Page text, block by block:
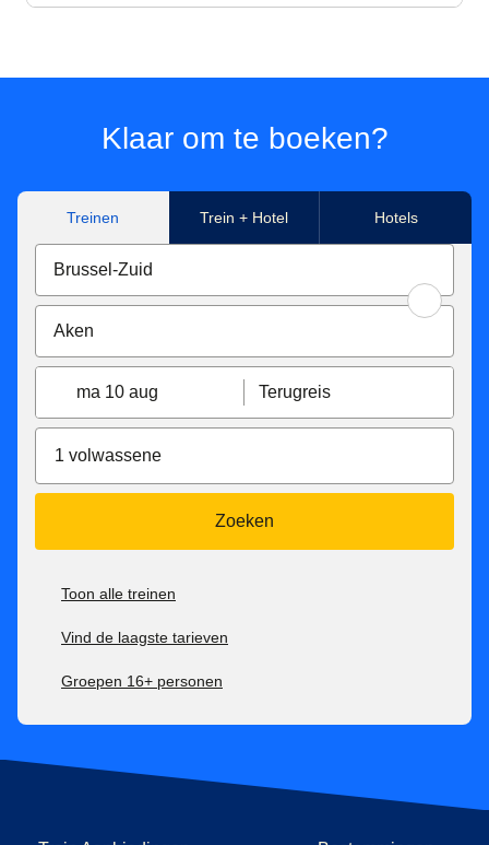
Klaar om te boeken?
Treinen Trein + Hotel Hotels
ma 10 aug Terugreis
1 volwassene
Zoeken
Toon alle treinen
Vind de laagste tarieven
Groepen 16+ personen